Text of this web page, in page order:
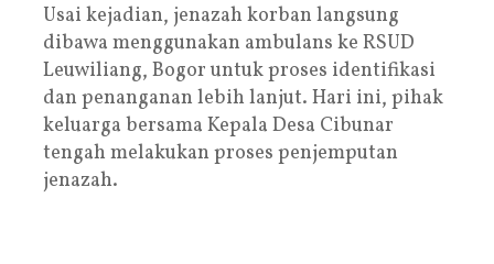
Usai kejadian, jenazah korban langsung
dibawa menggunakan ambulans ke RSUD
Leuwiliang, Bogor untuk proses identifikasi
dan penanganan lebih lanjut. Hari ini, pihak
keluarga bersama Kepala Desa Cibunar
tengah melakukan proses penjemputan
jenazah.